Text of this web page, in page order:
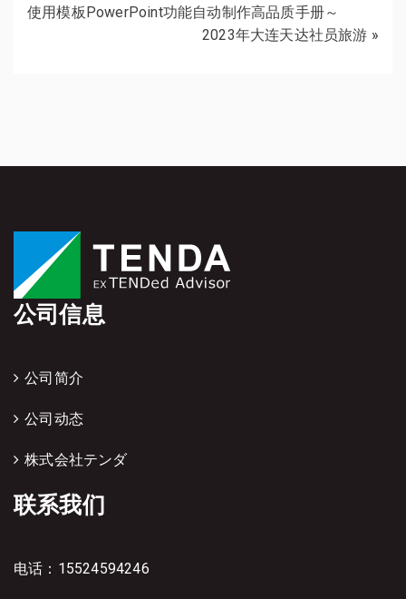
使用模板PowerPoint功能自动制作高品质手册～
2023年大连天达社员旅游 »
公司信息
公司简介
公司动态
株式会社テンダ
联系我们
电话：15524594246